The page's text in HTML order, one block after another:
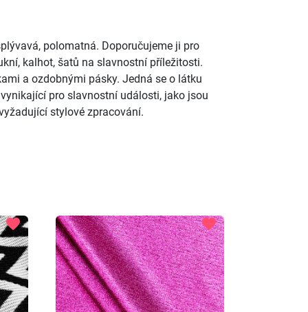
polomatná. Doporučujeme ji pro
kalhot, šatů na slavnostní příležitosti.
a ozdobnými pásky. Jedná se o látku
pro slavnostní události, jako jsou
stylové zpracování.
favorite favorite